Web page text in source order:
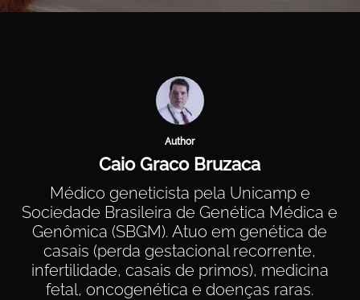
Author
Caio Graco Bruzaca
Médico geneticista pela Unicamp e
Sociedade Brasileira de Genética Médica e
Genômica (SBGM). Atuo em genética de
casais (perda gestacional recorrente,
infertilidade, casais de primos), medicina
fetal, oncogenética e doenças raras.